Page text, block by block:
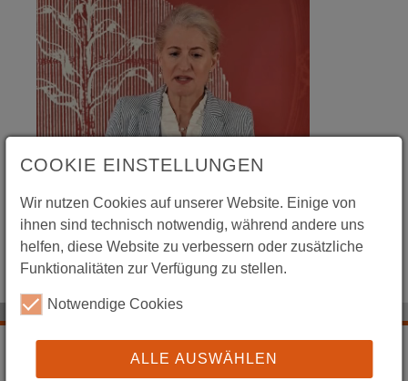
Lucinda Martin, Co-Kuratorin LILIENZEIT
WEGE ZU JACOB BÖHME
COOKIE EINSTELLUNGEN
Wir nutzen Cookies auf unserer Website. Einige von
ihnen sind technisch notwendig, während andere uns
helfen, diese Website zu verbessern oder zusätzliche
Funktionalitäten zur Verfügung zu stellen.
Notwendige Cookies
ALLE AUSWÄHLEN